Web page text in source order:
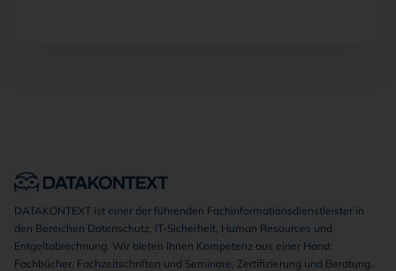
DATAKONTEXT ist einer der führenden Fachinformationsdienstleister in
den Bereichen Datenschutz, IT-Sicherheit, Human Resources und
Entgeltabrechnung. Wir bieten Ihnen Kompetenz aus einer Hand:
Fachbücher, Fachzeitschriften und Seminare, Zertifizierung und Beratung.